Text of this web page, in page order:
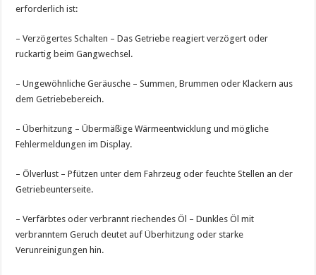
erforderlich ist:
– Verzögertes Schalten – Das Getriebe reagiert verzögert oder
ruckartig beim Gangwechsel.
– Ungewöhnliche Geräusche – Summen, Brummen oder Klackern aus
dem Getriebebereich.
– Überhitzung – Übermäßige Wärmeentwicklung und mögliche
Fehlermeldungen im Display.
– Ölverlust – Pfützen unter dem Fahrzeug oder feuchte Stellen an der
Getriebeunterseite.
– Verfärbtes oder verbrannt riechendes Öl – Dunkles Öl mit
verbranntem Geruch deutet auf Überhitzung oder starke
Verunreinigungen hin.